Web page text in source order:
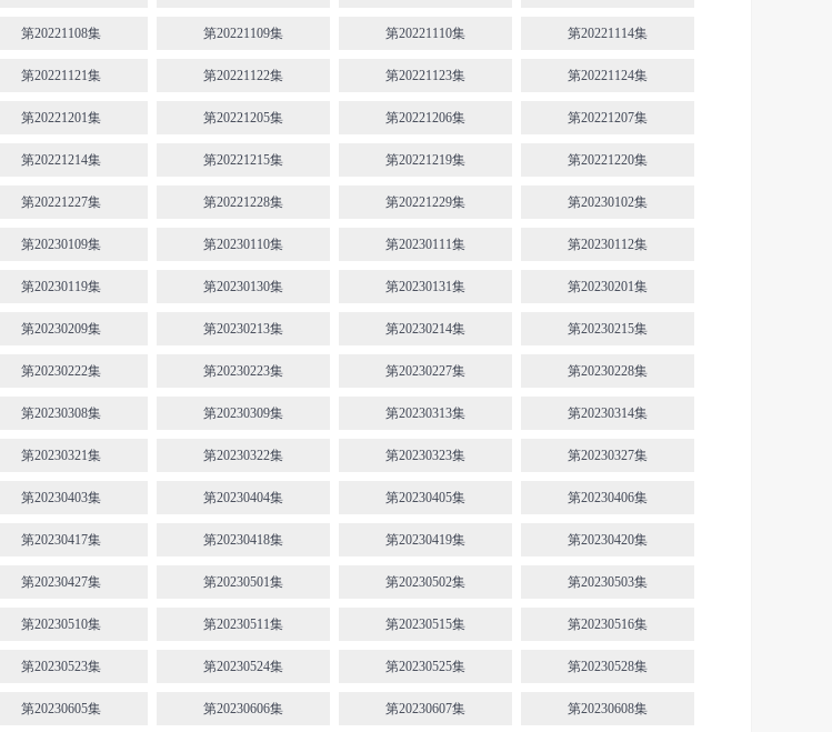
第20221108集 第20221109集 第20221110集 第20221114集
第20221121集 第20221122集 第20221123集 第20221124集
第20221201集 第20221205集 第20221206集 第20221207集
第20221214集 第20221215集 第20221219集 第20221220集
第20221227集 第20221228集 第20221229集 第20230102集
第20230109集 第20230110集 第20230111集 第20230112集
第20230119集 第20230130集 第20230131集 第20230201集
第20230209集 第20230213集 第20230214集 第20230215集
第20230222集 第20230223集 第20230227集 第20230228集
第20230308集 第20230309集 第20230313集 第20230314集
第20230321集 第20230322集 第20230323集 第20230327集
第20230403集 第20230404集 第20230405集 第20230406集
第20230417集 第20230418集 第20230419集 第20230420集
第20230427集 第20230501集 第20230502集 第20230503集
第20230510集 第20230511集 第20230515集 第20230516集
第20230523集 第20230524集 第20230525集 第20230528集
第20230605集 第20230606集 第20230607集 第20230608集